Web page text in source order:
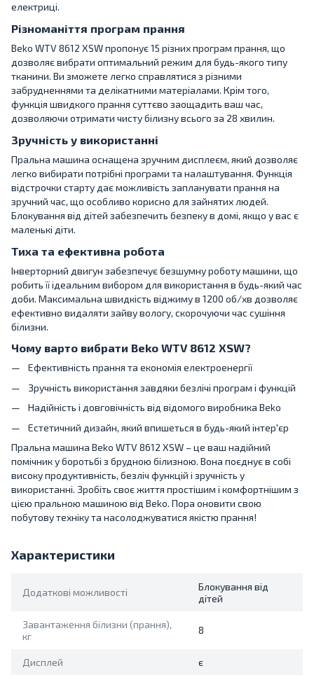
електриці.
Різноманіття програм прання
Beko WTV 8612 XSW пропонує 15 різних програм прання, що
дозволяє вибрати оптимальний режим для будь-якого типу
тканини. Ви зможете легко справлятися з різними
забрудненнями та делікатними матеріалами. Крім того,
функція швидкого прання суттєво заощадить ваш час,
дозволяючи отримати чисту білизну всього за 28 хвилин.
Зручність у використанні
Пральна машина оснащена зручним дисплеєм, який дозволяє
легко вибирати потрібні програми та налаштування. Функція
відстрочки старту дає можливість запланувати прання на
зручний час, що особливо корисно для зайнятих людей.
Блокування від дітей забезпечить безпеку в домі, якщо у вас є
маленькі діти.
Тиха та ефективна робота
Інверторний двигун забезпечує безшумну роботу машини, що
робить її ідеальним вибором для використання в будь-який час
доби. Максимальна швидкість віджиму в 1200 об/хв дозволяє
ефективно видаляти зайву вологу, скорочуючи час сушіння
білизни.
Чому варто вибрати Beko WTV 8612 XSW?
Ефективність прання та економія електроенергії
Зручність використання завдяки безлічі програм і функцій
Надійність і довговічність від відомого виробника Beko
Естетичний дизайн, який впишеться в будь-який інтер'єр
Пральна машина Beko WTV 8612 XSW – це ваш надійний
помічник у боротьбі з брудною білизною. Вона поєднує в собі
високу продуктивність, безліч функцій і зручність у
використанні. Зробіть своє життя простішим і комфортнішим з
цією пральною машиною від Beko. Пора оновити свою
побутову техніку та насолоджуватися якістю прання!
Характеристики
Додаткові можливості
Блокування від
дітей
Завантаження білизни (прання),
кг
8
Дисплей є